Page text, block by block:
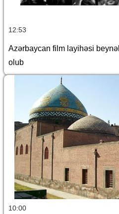
12:53
Azərbaycan film layihəsi
olub
10:00